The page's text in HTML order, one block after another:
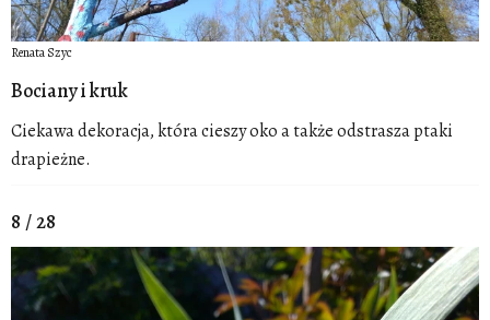
Renata Szyc
Bociany i kruk
Ciekawa dekoracja, która cieszy oko a także odstrasza ptaki
drapieżne.
8 / 28